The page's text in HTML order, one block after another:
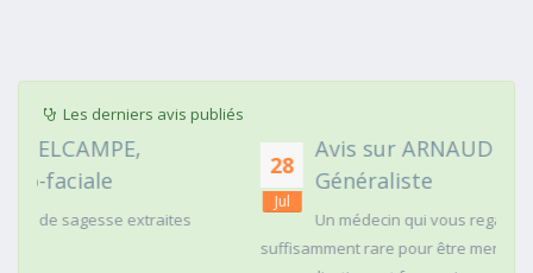
Les derniers avis publiés
28
Avis sur ARNAUD FAURIE, Médecin
Un médecin qui vous regarde dans les yeux c'est
suffisamment rare pour être mentionné. Posé,clair dans